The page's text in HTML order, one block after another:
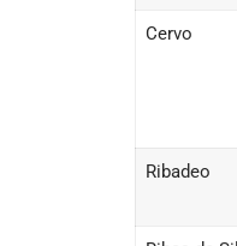
Cervo
Ribadeo